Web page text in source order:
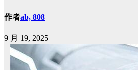
作者ab, 808
9 月 19, 2025